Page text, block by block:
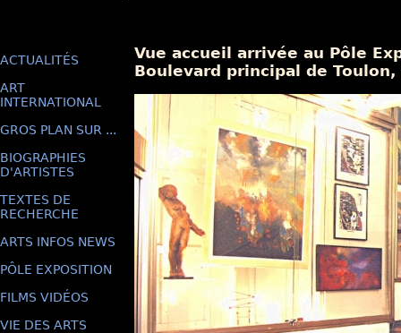
ACTUALITÉS
ART
INTERNATIONAL
GROS PLAN SUR ...
BIOGRAPHIES
D'ARTISTES
TEXTES DE
RECHERCHE
ARTS INFOS NEWS
PÔLE EXPOSITION
FILMS VIDÉOS
VIE DES ARTS
Vue accueil arrivée au Pôle
Boulevard principal de